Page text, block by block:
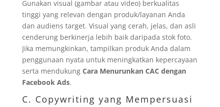
Gunakan visual (gambar atau video) berkualitas
tinggi yang relevan dengan produk/layanan Anda
dan audiens target. Visual yang cerah, jelas, dan asli
cenderung berkinerja lebih baik daripada stok foto.
Jika memungkinkan, tampilkan produk Anda dalam
penggunaan nyata untuk meningkatkan kepercayaan
serta mendukung Cara Menurunkan CAC dengan
Facebook Ads.
C. Copywriting yang Mempersuasi